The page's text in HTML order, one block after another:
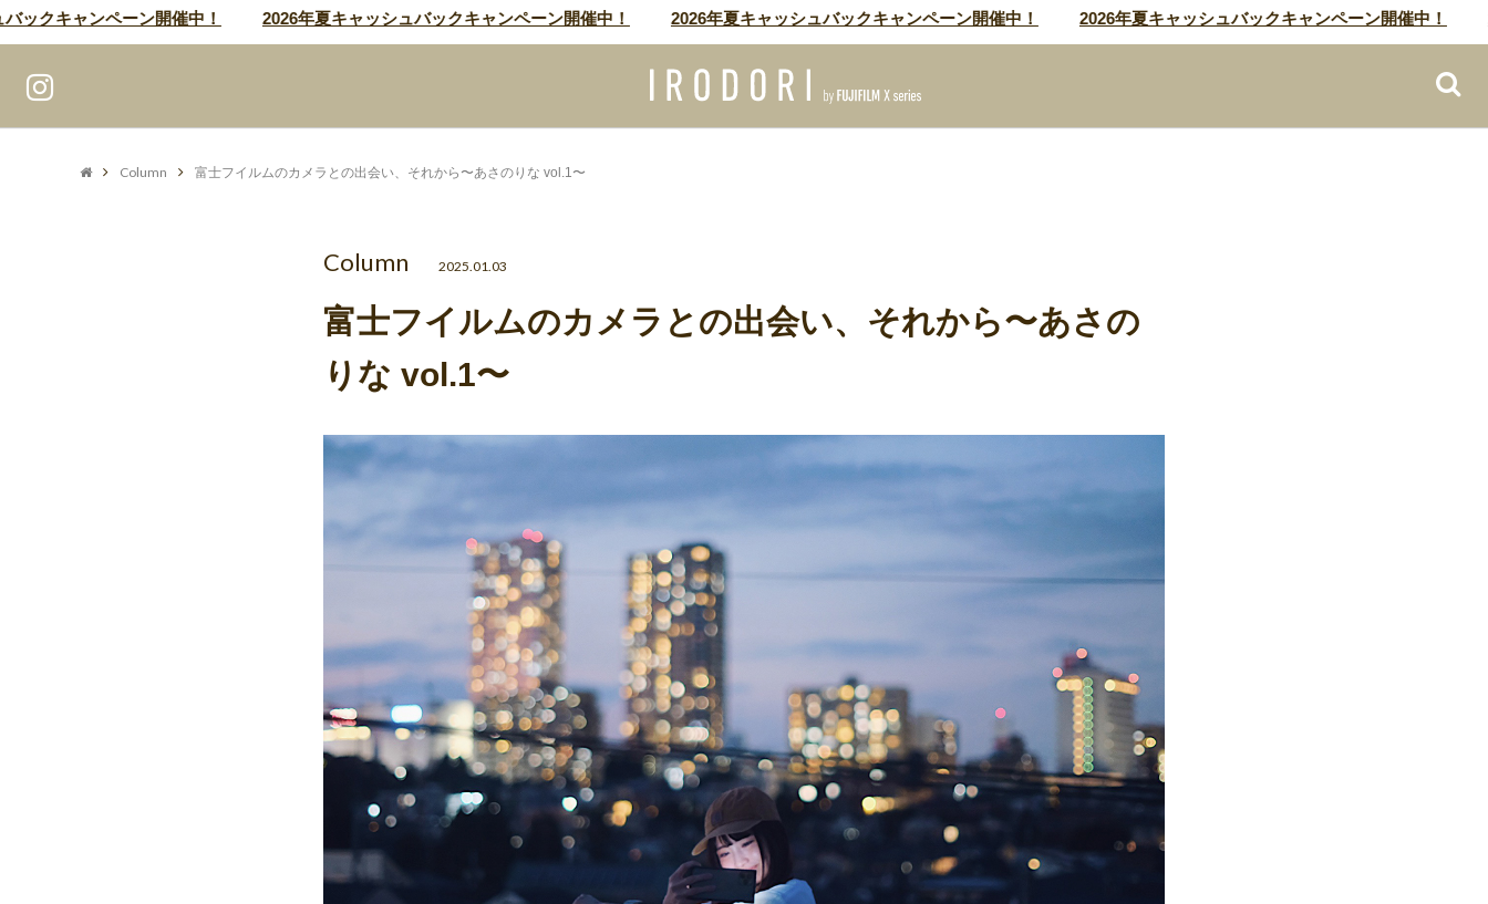
ャンペーン開催中！ 2026年夏キャッシュバックキャンペーン開催中！ 2026年夏キャッシュバックキャンペーン開催中！ 2026年夏キャッシュバックキャンペーン開催中！ 2026
Column 富士フイルムのカメラとの出会い、それから〜あさのりな vol.1〜
Column 2025.01.03
富士フイルムのカメラとの出会い、それから〜あさの
りな vol.1〜